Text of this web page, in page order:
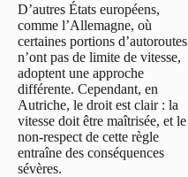
D’autres États européens,
comme l’Allemagne, où
certaines portions d’autoroutes
n’ont pas de limite de vitesse,
adoptent une approche
différente. Cependant, en
Autriche, le droit est clair : la
vitesse doit être maîtrisée, et le
non-respect de cette règle
entraîne des conséquences
sévères.